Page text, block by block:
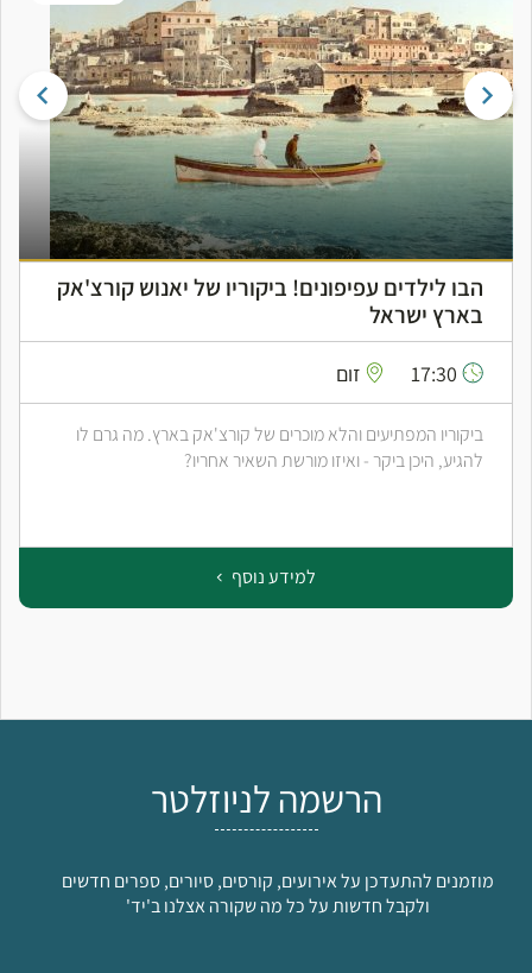
הבו לילדים עפיפונים! ביקוריו של יאנוש קורצ'אק
בארץ ישראל
זום
ביקוריו המפתיעים והלא מוכרים של קורצ'אק בארץ. מה גרם לו
להגיע, היכן ביקר - ואיזו מורשת השאיר אחריו?
למידע נוסף
הרשמה לניוזלטר
מוזמנים להתעדכן על אירועים, קורסים, סיורים, ספרים חדשים
ולקבל חדשות על כל מה שקורה אצלנו ב'יד'